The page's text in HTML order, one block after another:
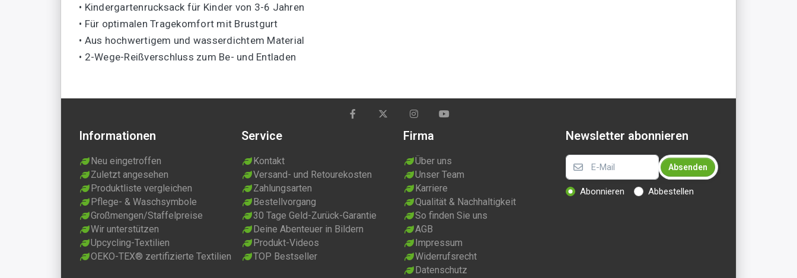
• Kindergartenrucksack für Kinder von 3-6 Jahren
• Für optimalen Tragekomfort mit Brustgurt
• Aus hochwertigem und wasserdichtem Material
• 2-Wege-Reißverschluss zum Be- und Entladen
Informationen
Neu eingetroffen
Zuletzt angesehen
Produktliste vergleichen
Pflege- & Waschsymbole
Großmengen/Staffelpreise
Wir unterstützen
Upcycling-Textilien
OEKO-TEX® zertifizierte Textilien
Service
Kontakt
Versand- und Retourekosten
Zahlungsarten
Bestellvorgang
30 Tage Geld-Zurück-Garantie
Deine Abenteuer in Bildern
Produkt-Videos
TOP Bestseller
Firma
Über uns
Unser Team
Karriere
Qualität & Nachhaltigkeit
So finden Sie uns
AGB
Impressum
Widerrufsrecht
Datenschutz
Newsletter abonnieren
Absenden
Abonnieren Abbestellen